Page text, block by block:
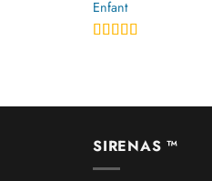
Enfant
SIRENAS ™